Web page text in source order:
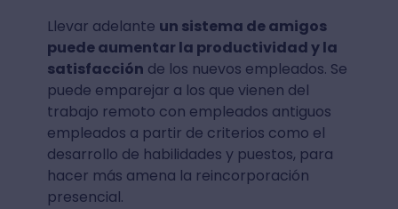
Llevar adelante un sistema de amigos
puede aumentar la productividad y la
satisfacción de los nuevos empleados. Se
puede emparejar a los que vienen del
trabajo remoto con empleados antiguos
empleados a partir de criterios como el
desarrollo de habilidades y puestos, para
hacer más amena la reincorporación
presencial.